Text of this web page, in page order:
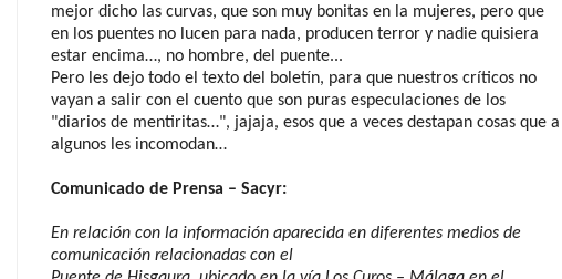
mejor dicho las curvas, que son muy bonitas en la mujeres, pero que
en los puentes no lucen para nada, producen terror y nadie quisiera
estar encima…, no hombre, del puente...
Pero les dejo todo el texto del boletín, para que nuestros críticos no
vayan a salir con el cuento que son puras especulaciones de los
"diarios de mentiritas…", jajaja, esos que a veces destapan cosas que a
algunos les incomodan…
Comunicado de Prensa – Sacyr:
En relación con la información aparecida en diferentes medios de
comunicación relacionadas con el